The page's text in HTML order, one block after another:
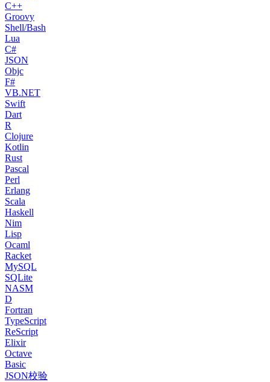
C++
Groovy
Shell/Bash
Lua
C#
JSON
Objc
F#
VB.NET
Swift
Dart
R
Clojure
Kotlin
Rust
Pascal
Perl
Erlang
Scala
Haskell
Nim
Lisp
Ocaml
Racket
MySQL
SQLite
NASM
D
Fortran
TypeScript
ReScript
Elixir
Octave
Basic
JSON校验